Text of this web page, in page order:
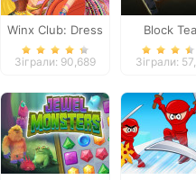
Winx Club: Dress
Up
Зіграли: 90,689
Block
Зіграли: